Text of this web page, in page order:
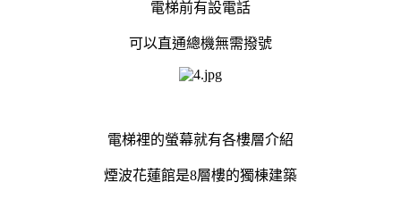
電梯前有設電話
可以直通總機無需撥號
電梯裡的螢幕就有各樓層介紹
煙波花蓮館是8層樓的獨棟建築